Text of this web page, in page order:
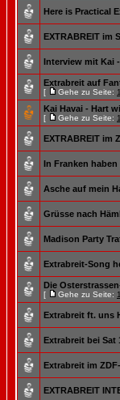
Here is Practical
EXTRABREIT im
Interview mit Kai
Extrabreit auf
[ Gehe zu Seite: 1
Kai Havai - Hart
[ Gehe zu Seite: 1
EXTRABREIT im
In Franken
Asche auf mein
Grüsse nach
Madison Party
Extrabreit-Song
Die
[ Gehe zu Seite: 1
Extrabreit ft. uns
Extrabreit bei Sat
Extrabreit im
EXTRABREIT